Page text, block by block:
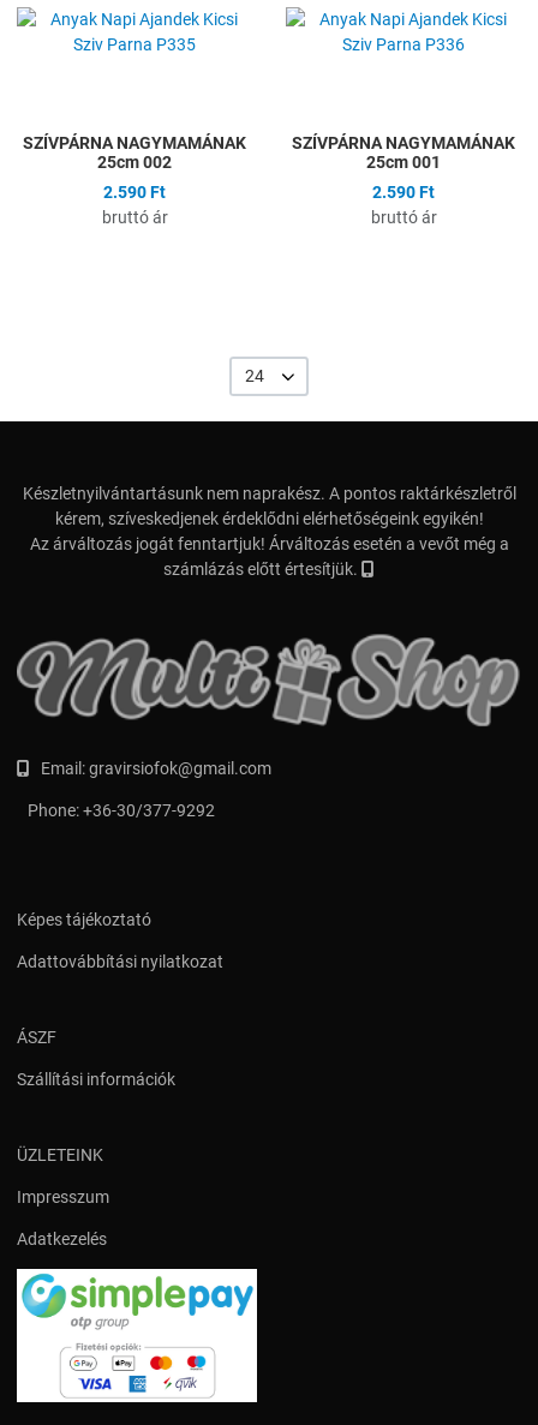
Összehasonlítás
SZÍVPÁRNA NAGYMAMÁNAK
25cm 002
2.590 Ft
bruttó ár
SZÍVPÁRNA NAGYMAMÁNAK
25cm 001
2.590 Ft
bruttó ár
24
Készletnyilvántartásunk nem naprakész. A pontos raktárkészletről
kérem, szíveskedjenek érdeklődni elérhetőségeink egyikén!
Az árváltozás jogát fenntartjuk! Árváltozás esetén a vevőt még a
számlázás előtt értesítjük.
Email:gravirsiofok@gmail.com
Phone:+36-30/377-9292
Képes tájékoztató
Adattovábbítási nyilatkozat
ÁSZF
Szállítási információk
ÜZLETEINK
Impresszum
Adatkezelés